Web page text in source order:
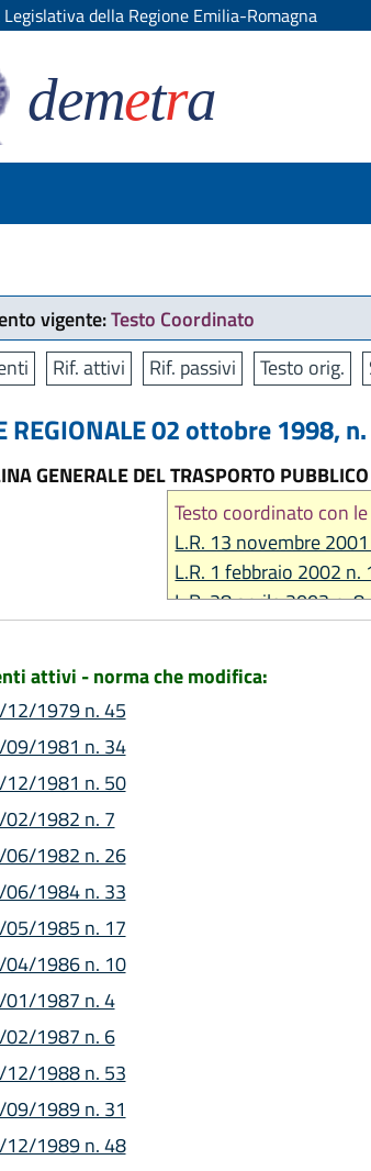
della Regione Emilia-Romagna
demetra
vigente:Testo Coordinato
Rif. attivi Rif. passivi Testo orig.
REGIONALE 02 ottobre 1998,
GENERALE DEL TRASPORTO
Testo coordinato con
L.R. 13 novembre
L.R. 1 febbraio 2002 n.
L.R. 28 aprile 2003 n. 8
L.R. 28 luglio 2006 n. 13
attivi - norma che modifica:
12/1979 n. 45
09/1981 n. 34
12/1981 n. 50
02/1982 n. 7
06/1982 n. 26
06/1984 n. 33
05/1985 n. 17
04/1986 n. 10
01/1987 n. 4
02/1987 n. 6
12/1988 n. 53
09/1989 n. 31
12/1989 n. 48